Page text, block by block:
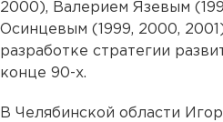
2000), Валерием Язевым
Осинцевым (1999, 2000,
разработке стратегии
конце 90-х.
В Челябинской области